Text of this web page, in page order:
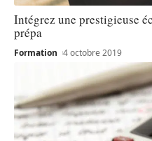
Intégrez une prestigieuse
prépa
Formation 4 octobre 2019